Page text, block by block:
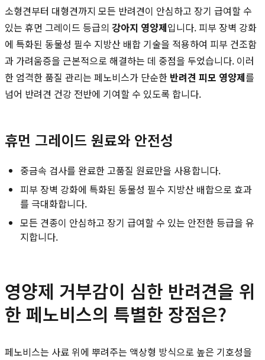
소형견부터 대형견까지 모든 반려견이 안심하고 장기 급여할 수
있는 휴먼 그레이드 등급의 강아지 영양제입니다. 피부 장벽 강화
에 특화된 동물성 필수 지방산 배합 기술을 적용하여 피부 건조함
과 가려움증을 근본적으로 해결하는 데 중점을 두었습니다. 이러
한 엄격한 품질 관리는 페노비스가 단순한 반려견 피모 영양제를
넘어 반려견 건강 전반에 기여할 수 있도록 합니다.
휴먼 그레이드 원료와 안전성
중금속 검사를 완료한 고품질 원료만을 사용합니다.
피부 장벽 강화에 특화된 동물성 필수 지방산 배합으로 효과
를 극대화합니다.
모든 견종이 안심하고 장기 급여할 수 있는 안전한 등급을 유
지합니다.
영양제 거부감이 심한 반려견을 위
한 페노비스의 특별한 장점은?
페노비스는 사료 위에 뿌려주는 액상형 방식으로 높은 기호성을